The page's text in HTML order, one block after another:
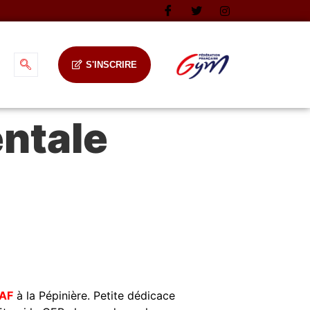
S'INSCRIRE
à la Pépinière. Petite dédicace